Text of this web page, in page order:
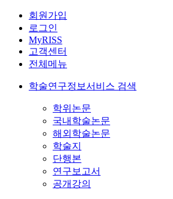
회원가입
로그인
MyRISS
고객센터
전체메뉴
학술연구정보서비스 검색
학위논문
국내학술논문
해외학술논문
학술지
단행본
연구보고서
공개강의